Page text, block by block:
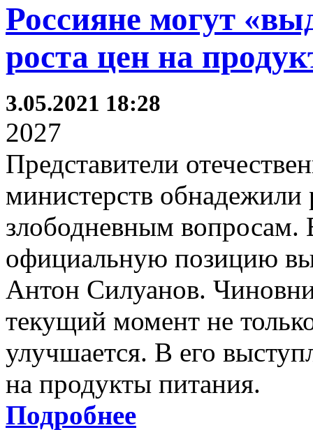
Россияне могут
роста цен на
3.05.2021 18:28
2027
Представители
министерств обнадежили
злободневным вопросам.
официальную позицию
Антон Силуанов.
текущий момент не
улучшается. В его
на продукты питания.
Подробнее